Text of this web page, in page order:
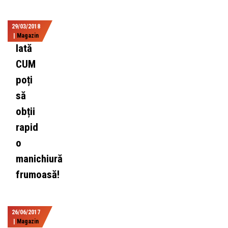
29/03/2018
Magazin
Iată
CUM
poți
să
obții
rapid
o
manichiură
frumoasă!
26/06/2017
Magazin